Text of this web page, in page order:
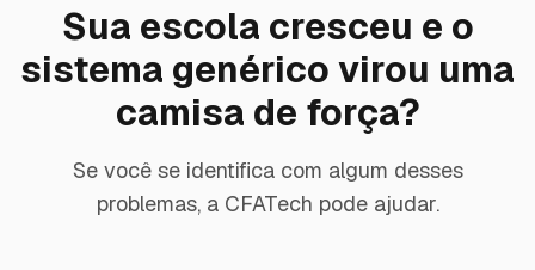
Sua escola cresceu e o
sistema genérico virou uma
camisa de força?
Se você se identifica com algum desses
problemas, a CFATech pode ajudar.